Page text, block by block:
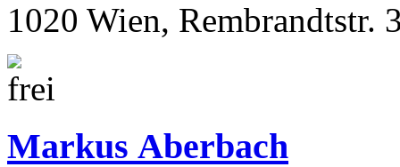
1020 Wien, Rembrandtstr.
Markus Aberbach